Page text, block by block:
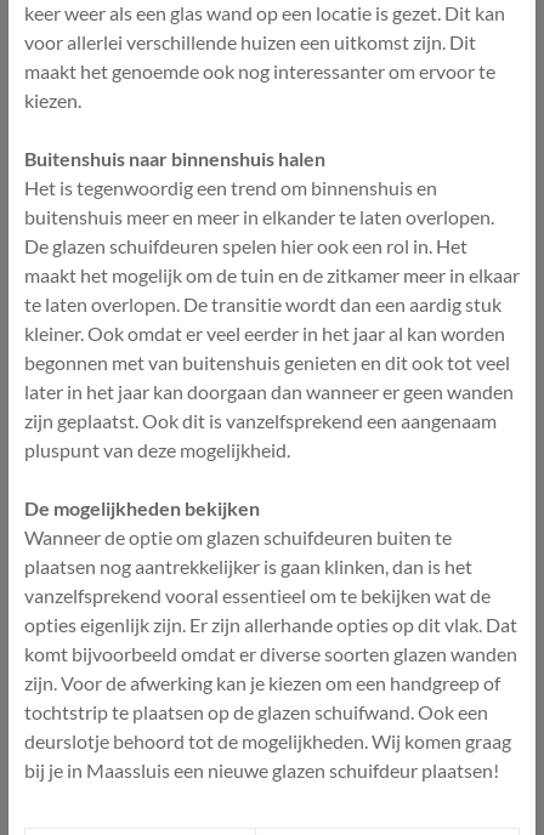
keer weer als een glas wand op een locatie is gezet. Dit kan
voor allerlei verschillende huizen een uitkomst zijn. Dit
maakt het genoemde ook nog interessanter om ervoor te
kiezen.
Buitenshuis naar binnenshuis halen
Het is tegenwoordig een trend om binnenshuis en
buitenshuis meer en meer in elkander te laten overlopen.
De glazen schuifdeuren spelen hier ook een rol in. Het
maakt het mogelijk om de tuin en de zitkamer meer in elkaar
te laten overlopen. De transitie wordt dan een aardig stuk
kleiner. Ook omdat er veel eerder in het jaar al kan worden
begonnen met van buitenshuis genieten en dit ook tot veel
later in het jaar kan doorgaan dan wanneer er geen wanden
zijn geplaatst. Ook dit is vanzelfsprekend een aangenaam
pluspunt van deze mogelijkheid.
De mogelijkheden bekijken
Wanneer de optie om glazen schuifdeuren buiten te
plaatsen nog aantrekkelijker is gaan klinken, dan is het
vanzelfsprekend vooral essentieel om te bekijken wat de
opties eigenlijk zijn. Er zijn allerhande opties op dit vlak. Dat
komt bijvoorbeeld omdat er diverse soorten glazen wanden
zijn. Voor de afwerking kan je kiezen om een handgreep of
tochtstrip te plaatsen op de glazen schuifwand. Ook een
deurslotje behoord tot de mogelijkheden. Wij komen graag
bij je in Maassluis een nieuwe glazen schuifdeur plaatsen!